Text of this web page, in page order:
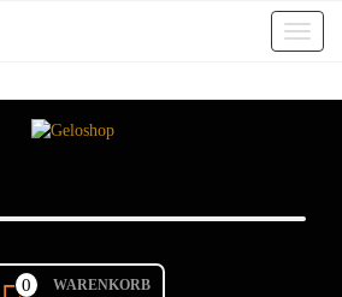
Toggle
0 WARENKORB